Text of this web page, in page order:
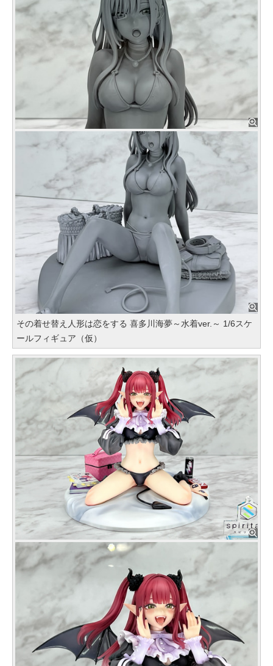
その着せ替え人形は恋をする 喜多川海夢～水着ver.～ 1/6スケ
ールフィギュア（仮）